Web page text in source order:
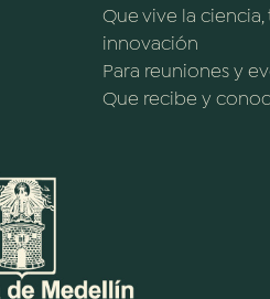
Que vive la
innovación
Para reuniones y
Que recibe y